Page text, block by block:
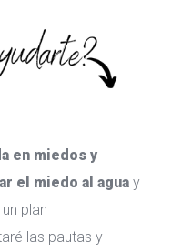
en miedos y
el miedo al agua y
plan
las pautas y